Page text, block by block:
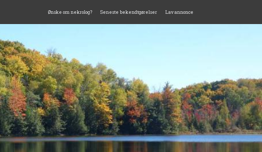
Ønske om nekrolog? Seneste bekendtgørelser Lav annonce